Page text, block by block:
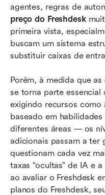
preço do Freshdesk
primeira vista,
buscam um sistema
substituir caixas de
Porém, à medida que
se torna parte
exigindo recursos
baseado em
diferentes áreas — os
adicionais passam a ter
questionam cada vez
taxas “ocultas” de IA e
ao avaliar o Freshdesk
planos do Freshdesk,
Onde o preço do
limitante
Nova solução: Unir
um único fluxo de
Lark vs Freshdesk:
equipe
Conclusão
Perguntas frequentes
Leitura relacionada